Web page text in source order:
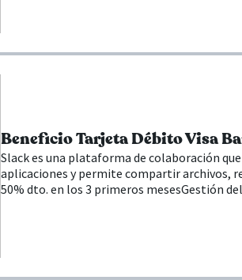
Beneficio Tarjeta Débito Visa
Slack es una plataforma de colaboración
aplicaciones y permite compartir archivos,
50% dto. en los 3 primeros mesesGestión